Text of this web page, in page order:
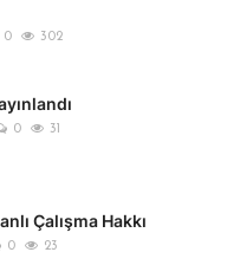
0 302
0 31
Çalışma Hakkı
0 23